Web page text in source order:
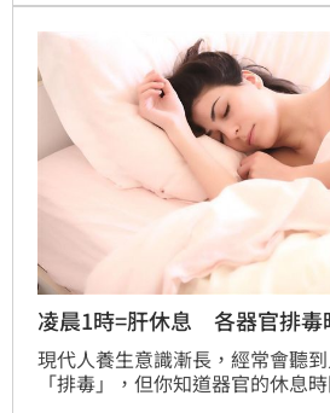
葉（一右一左），進行罕見高難
術」。（記者：簡浩正）
凌晨1時=肝休息 各器官排毒
現代人養生意識漸長，經常會聽
「排毒」，但你知道器官的休息